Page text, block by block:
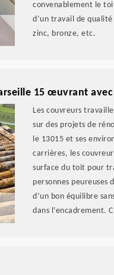
convenablement le
d’un travail de
zinc, bronze, etc.
15 œuvrant
Les couvreurs
sur des projets de
le 13015 et ses
carrières, les
surface du toit pour
personnes peureuses
d’un bon équilibre
dans l’encadrement.